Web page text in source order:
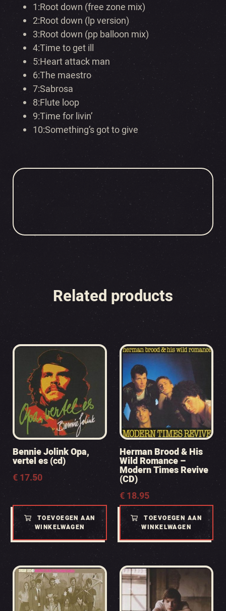
1:Root down (free zone mix)
2:Root down (lp version)
3:Root down (pp balloon mix)
4:Time to get ill
5:Heart attack man
6:The maestro
7:Sabrosa
8:Flute loop
9:Time for livin’
10:Something’s got to give
Related products
Bennie Jolink Opa,
vertel es (cd)
€17.50
TOEVOEGEN AAN
WINKELWAGEN
Herman Brood & His
Wild Romance –
Modern Times Revive
(CD)
€18.95
TOEVOEGEN AAN
WINKELWAGEN